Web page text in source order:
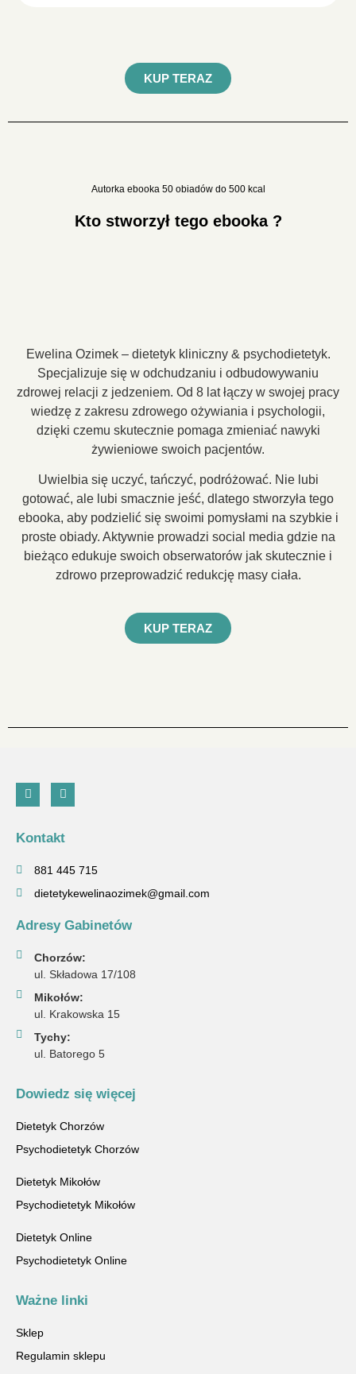
KUP TERAZ
Autorka ebooka 50 obiadów do 500 kcal
Kto stworzył tego ebooka ?
Ewelina Ozimek – dietetyk kliniczny & psychodietetyk.
Specjalizuje się w odchudzaniu i odbudowywaniu
zdrowej relacji z jedzeniem. Od 8 lat łączy w swojej pracy
wiedzę z zakresu zdrowego ożywiania i psychologii,
dzięki czemu skutecznie pomaga zmieniać nawyki
żywieniowe swoich pacjentów.
Uwielbia się uczyć, tańczyć, podróżować. Nie lubi
gotować, ale lubi smacznie jeść, dlatego stworzyła tego
ebooka, aby podzielić się swoimi pomysłami na szybkie i
proste obiady. Aktywnie prowadzi social media gdzie na
bieżąco edukuje swoich obserwatorów jak skutecznie i
zdrowo przeprowadzić redukcję masy ciała.
KUP TERAZ
Kontakt
881 445 715
dietetykewelinaozimek@gmail.com
Adresy Gabinetów
Chorzów:
ul. Składowa 17/108
Mikołów:
ul. Krakowska 15
Tychy:
ul. Batorego 5
Dowiedz się więcej
Dietetyk Chorzów
Psychodietetyk Chorzów
Dietetyk Mikołów
Psychodietetyk Mikołów
Dietetyk Online
Psychodietetyk Online
Ważne linki
Sklep
Regulamin sklepu